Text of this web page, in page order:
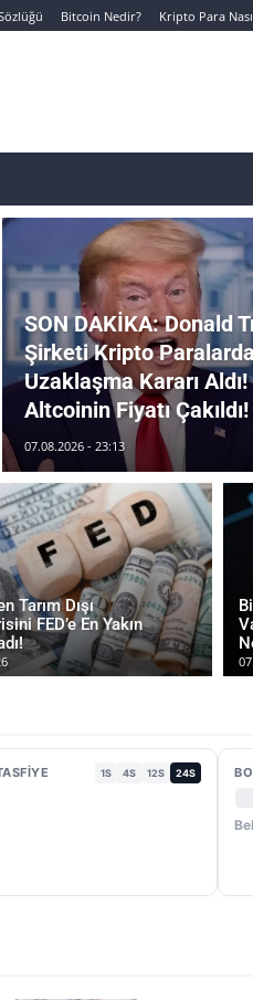
Bitcoin Nedir? Kripto Para
SON DAKİKA: Donald
Şirketi Kripto
Uzaklaşma Kararı
Altcoinin Fiyatı Çakıldı!
07.08.2026 - 23:13
Tarım Dışı
FED’e En Yakın
1S 4S 12S 24S